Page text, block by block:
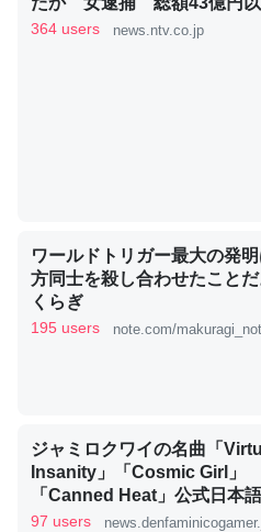
論文では「淡水はカルシウム
利だから両方が拮抗してるの
いる鋏角類（カブトガニ・ウ
ずキチンを強化してる筈だが
これを元に考えるとカルシウ
類は苦労してるんだな…。腹
いのか」に関する新仮説
（2026年8月6日掲載）｜日テ
364 users news.ntv.co.jp
ワールドトリガー最大の発
方同士を殺し合わせたことだ
くらぎ
195 users note.com/
ジャミロクワイの名曲「
Insanity」「Cosmic Girl」
「Canned Heat」公式日本
きMVがいきなり公開！「
97 users